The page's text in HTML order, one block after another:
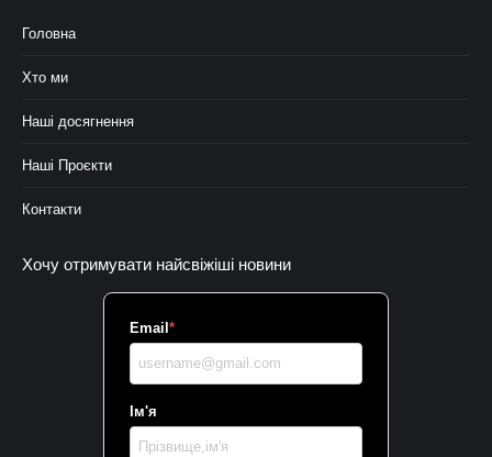
Головна
Хто ми
Наші досягнення
Наші Проєкти
Контакти
Хочу отримувати найсвіжіші новини
Email *
Ім'я